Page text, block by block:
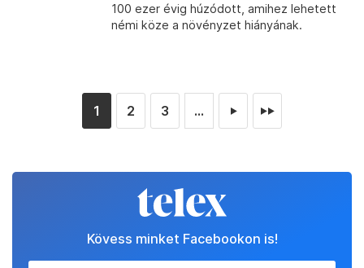
100 ezer évig húzódott, amihez lehetett
némi köze a növényzet hiányának.
1 2 3 ... ► ►►
Kövess minket Facebookon is!